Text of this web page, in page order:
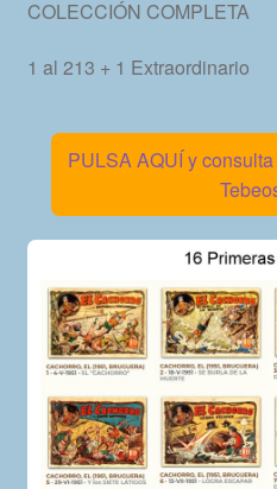
COLECCIÓN COMPLETA
1 al 213 + 1 Extraordinario
PULSA AQUÍ y